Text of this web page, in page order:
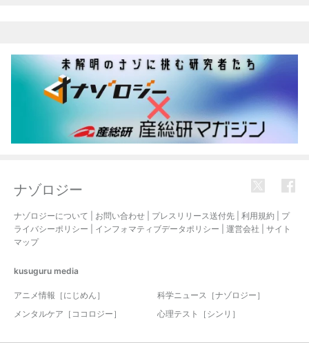
ナゾロジー
ナゾロジーについて お問い合わせ プレスリリース送付先 利用規約
プ
ライバシーポリシー
インフォマティブデータポリシー 運営会社
サイト
マップ
kusuguru media
アニメ情報［にじめん］
科学ニュース［ナゾロジー］
メンタルケア［ココロジー］
心理テスト［シンリ］